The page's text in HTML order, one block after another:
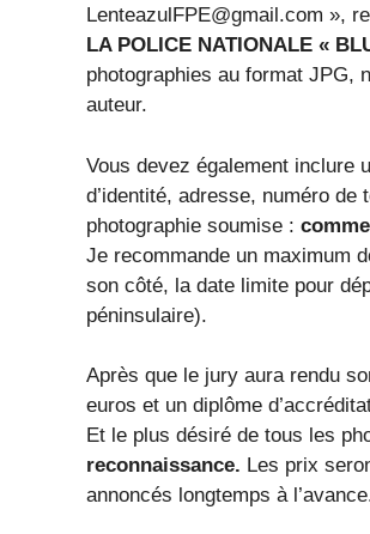
LenteazulFPE@gmail.com »,
LA POLICE NATIONALE «
photographies au format JPG,
auteur.
Vous devez également inclure
d’identité, adresse, numéro
photographie soumise :
Je recommande un maximum
son côté, la date limite pour
péninsulaire).
Après que le jury aura rendu
euros et un diplôme
Et le plus désiré de tous les
reconnaissance. Les prix
annoncés longtemps à